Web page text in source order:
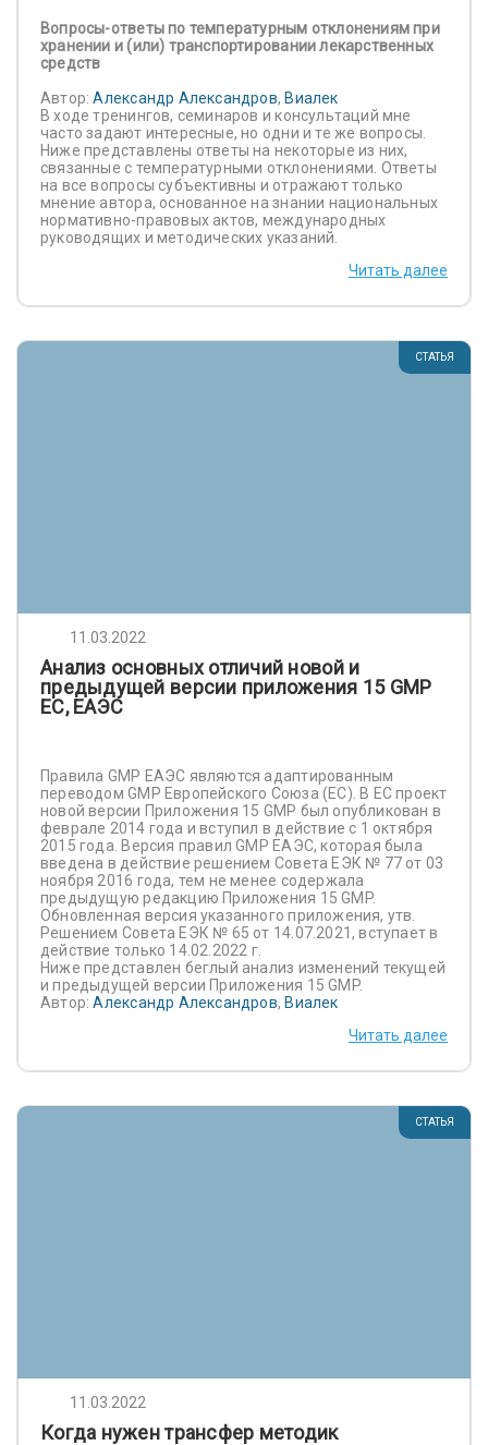
Вопросы-ответы по температурным отклонениям при
хранении и (или) транспортировании лекарственных
средств
Автор:Александр Александров, Виалек
В ходе тренингов, семинаров и консультаций мне
часто задают интересные, но одни и те же вопросы.
Ниже представлены ответы на некоторые из них,
связанные с температурными отклонениями. Ответы
на все вопросы субъективны и отражают только
мнение автора, основанное на знании национальных
нормативно-правовых актов, международных
руководящих и методических указаний.
Читать далее
СТАТЬЯ
11.03.2022
Анализ основных отличий новой и
предыдущей версии приложения 15 GMP
ЕС, ЕАЭС
Правила GMP ЕАЭС являются адаптированным
переводом GMP Европейского Союза (ЕС). В ЕС проект
новой версии Приложения 15 GMP был опубликован в
феврале 2014 года и вступил в действие с 1 октября
2015 года. Версия правил GMP ЕАЭС, которая была
введена в действие решением Совета ЕЭК № 77 от 03
ноября 2016 года, тем не менее содержала
предыдущую редакцию Приложения 15 GMP.
Обновленная версия указанного приложения, утв.
Решением Совета ЕЭК № 65 от 14.07.2021, вступает в
действие только 14.02.2022 г.
Ниже представлен беглый анализ изменений текущей
и предыдущей версии Приложения 15 GMP.
Автор:Александр Александров, Виалек
Читать далее
СТАТЬЯ
11.03.2022
Когда нужен трансфер методик